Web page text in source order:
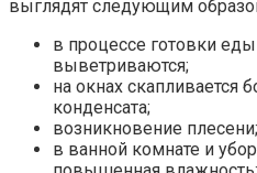
выглядят следующим
в процессе готовки
выветриваются;
на окнах скапливается
конденсата;
возникновение плесени;
в ванной комнате и